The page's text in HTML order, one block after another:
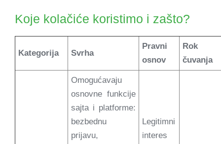
Koje kolačiće koristimo i zašto?
Kategorija Svrha
Pravni
osnov
Rok
čuvanja
Omogućavaju
osnovne funkcije
sajta i platforme:
bezbednu
prijavu,
Legitimni
interes